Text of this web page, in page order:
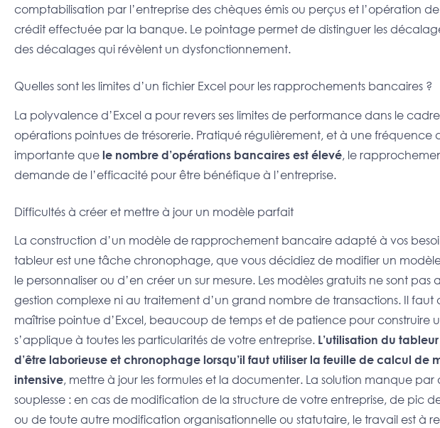
comptabilisation par l’entreprise des chèques émis ou perçus et l’opération
crédit effectuée par la banque. Le pointage permet de distinguer les
des décalages qui révèlent un dysfonctionnement.
Quelles sont les limites d’un fichier Excel pour les rapprochements bancaires ?
La polyvalence d’Excel a pour revers ses limites de performance dans le
opérations pointues de trésorerie. Pratiqué régulièrement, et à une fréquence
importante que le nombre d’opérations bancaires est élevé, le
demande de l’efficacité pour être bénéfique à l’entreprise.
Difficultés à créer et mettre à jour un modèle parfait
La construction d’un modèle de rapprochement bancaire adapté à vos
tableur est une tâche chronophage, que vous décidiez de modifier un
le personnaliser ou d’en créer un sur mesure. Les modèles gratuits ne sont
gestion complexe ni au traitement d’un grand nombre de transactions. Il faut
maîtrise pointue d’Excel, beaucoup de temps et de patience pour construire
s’applique à toutes les particularités de votre entreprise. L’utilisation du
d’être laborieuse et chronophage lorsqu’il faut utiliser la feuille de calcul de
intensive, mettre à jour les formules et la documenter. La solution manque par
souplesse : en cas de modification de la structure de votre entreprise, de pic
ou de toute autre modification organisationnelle ou statutaire, le travail est à